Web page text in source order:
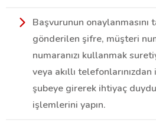
Başvurunun
gönderilen şifre, müşteri
numaranızı kullanmak
veya akıllı
şubeye girerek ihtiyaç
işlemlerini yapın.